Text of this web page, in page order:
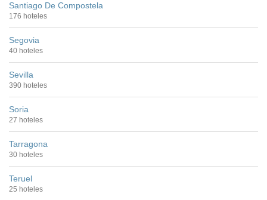
Santiago De Compostela
176 hoteles
Segovia
40 hoteles
Sevilla
390 hoteles
Soria
27 hoteles
Tarragona
30 hoteles
Teruel
25 hoteles